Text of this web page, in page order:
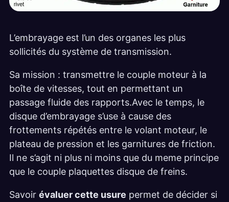
L’embrayage est l’un des organes les plus
sollicités du système de transmission.
Sa mission : transmettre le couple moteur à la
boîte de vitesses, tout en permettant un
passage fluide des rapports.Avec le temps, le
disque d’embrayage s’use à cause des
frottements répétés entre le volant moteur, le
plateau de pression et les garnitures de friction.
Il ne s’agit ni plus ni moins que du meme principe
que le couple plaquettes disque de freins.
Savoir évaluer cette usure permet de décider si